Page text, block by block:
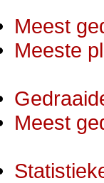
Meest
Meeste
Meest